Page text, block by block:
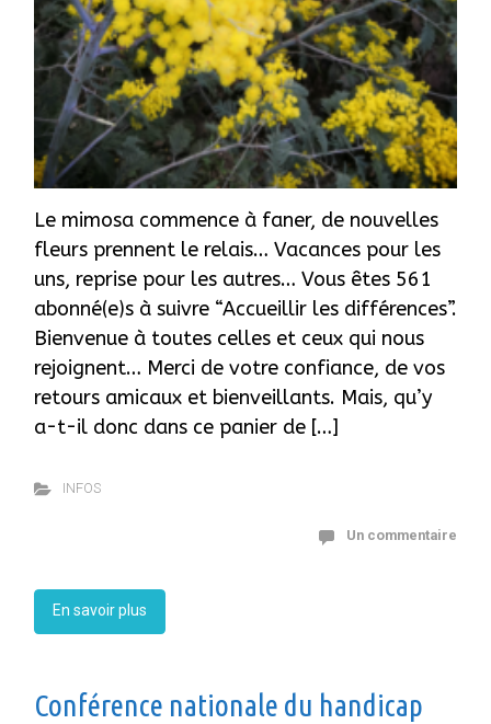
Le mimosa commence à faner, de nouvelles
fleurs prennent le relais… Vacances pour les
uns, reprise pour les autres… Vous êtes 561
abonné(e)s à suivre “Accueillir les différences”.
Bienvenue à toutes celles et ceux qui nous
rejoignent… Merci de votre confiance, de vos
retours amicaux et bienveillants. Mais, qu’y
a-t-il donc dans ce panier de […]
INFOS
Un commentaire
En savoir plus
Conférence nationale du handicap